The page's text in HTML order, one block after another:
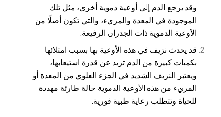
وقد يرجع الدم إلى أوعية دموية أخرى، مثل تلك
الموجودة في المعدة والمريء، والتي تكون أصلًا من
الأوعية الدموية ذات الجدران الرفيعة.
قد يحدث نزيف في هذه الأوعية بها بسبب امتلائها
بكميات كبيرة من الدم تزيد عن قدرة استيعابها،
ويعتبر النزيف الشديد في الجزء العلوي من المعدة أو
المريء من هذه الأوعية الدموية حالة طارئة مهددة
للحياة وتتطلب رعاية طبية فورية.